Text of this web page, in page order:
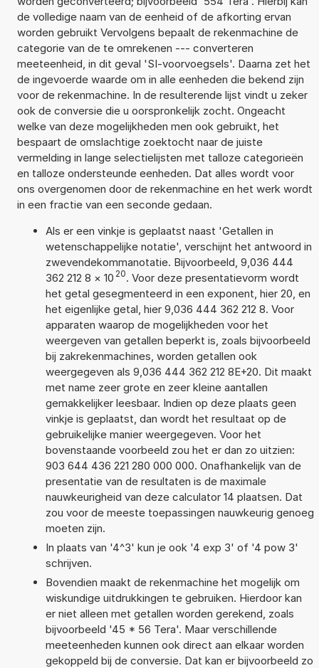
de volledige naam van de eenheid of de afkorting ervan
worden gebruikt Vervolgens bepaalt de rekenmachine de
categorie van de te omrekenen --- converteren
meeteenheid, in dit geval 'SI-voorvoegsels'. Daarna zet het
de ingevoerde waarde om in alle eenheden die bekend zijn
voor de rekenmachine. In de resulterende lijst vindt u zeker
ook de conversie die u oorspronkelijk zocht. Ongeacht
welke van deze mogelijkheden men ook gebruikt, het
bespaart de omslachtige zoektocht naar de juiste
vermelding in lange selectielijsten met talloze categorieën
en talloze ondersteunde eenheden. Dat alles wordt voor
ons overgenomen door de rekenmachine en het werk wordt
in een fractie van een seconde gedaan.
Als er een vinkje is geplaatst naast 'Getallen in
wetenschappelijke notatie', verschijnt het antwoord in
zwevendekommanotatie. Bijvoorbeeld, 9,036 444
362 212 8 × 10 20. Voor deze presentatievorm wordt
het getal gesegmenteerd in een exponent, hier 20, en
het eigenlijke getal, hier 9,036 444 362 212 8. Voor
apparaten waarop de mogelijkheden voor het
weergeven van getallen beperkt is, zoals bijvoorbeeld
bij zakrekenmachines, worden getallen ook
weergegeven als 9,036 444 362 212 8E+20. Dit maakt
met name zeer grote en zeer kleine aantallen
gemakkelijker leesbaar. Indien op deze plaats geen
vinkje is geplaatst, dan wordt het resultaat op de
gebruikelijke manier weergegeven. Voor het
bovenstaande voorbeeld zou het er dan zo uitzien:
903 644 436 221 280 000 000. Onafhankelijk van de
presentatie van de resultaten is de maximale
nauwkeurigheid van deze calculator 14 plaatsen. Dat
zou voor de meeste toepassingen nauwkeurig genoeg
moeten zijn.
In plaats van '4^3' kun je ook '4 exp 3' of '4 pow 3'
schrijven.
Bovendien maakt de rekenmachine het mogelijk om
wiskundige uitdrukkingen te gebruiken. Hierdoor kan
er niet alleen met getallen worden gerekend, zoals
bijvoorbeeld '45 * 56 Tera'. Maar verschillende
meeteenheden kunnen ook direct aan elkaar worden
gekoppeld bij de conversie. Dat kan er bijvoorbeeld zo